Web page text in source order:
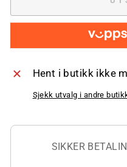
Hent i butikk ikke
Sjekk utvalg i andre
SIKKER